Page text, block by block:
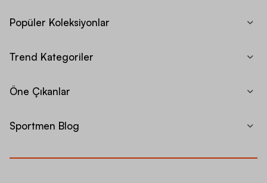
Popüler Koleksiyonlar
Trend Kategoriler
Öne Çıkanlar
Sportmen Blog